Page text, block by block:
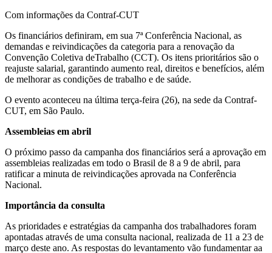
Com informações da Contraf-CUT
Os financiários definiram, em sua 7ª Conferência Nacional, as
demandas e reivindicações da categoria para a renovação da
Convenção Coletiva deTrabalho (CCT). Os itens prioritários são o
reajuste salarial, garantindo aumento real, direitos e benefícios, além
de melhorar as condições de trabalho e de saúde.
O evento aconteceu na última terça-feira (26), na sede da Contraf-
CUT, em São Paulo.
Assembleias em abril
O próximo passo da campanha dos financiários será a aprovação em
assembleias realizadas em todo o Brasil de 8 a 9 de abril, para
ratificar a minuta de reivindicações aprovada na Conferência
Nacional.
Importância da consulta
As prioridades e estratégias da campanha dos trabalhadores foram
apontadas através de uma consulta nacional, realizada de 11 a 23 de
março deste ano. As respostas do levantamento vão fundamentar aa